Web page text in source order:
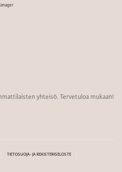
yhteisö. Tervetuloa mukaan!
TIETOSUOJA- JA REKISTERISELOSTE